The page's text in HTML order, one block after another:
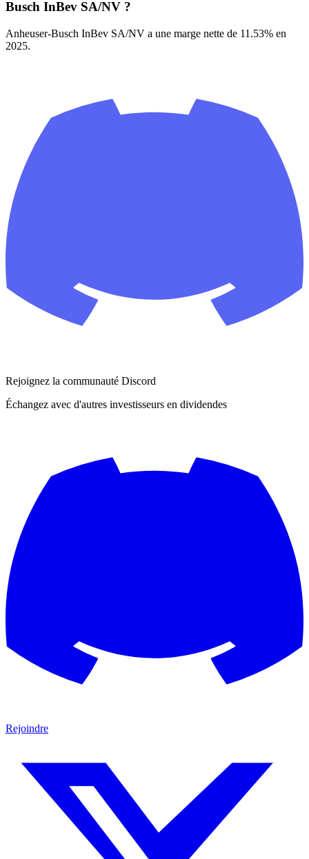
Busch InBev SA/NV ?
Anheuser-Busch InBev SA/NV a une marge nette de 11.53% en
2025.
Rejoignez la communauté Discord
Échangez avec d'autres investisseurs en dividendes
Rejoindre